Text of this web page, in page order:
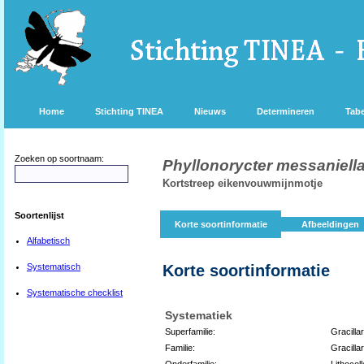
Home Stichting TINEA Nieuws Determineren
Zoeken op soortnaam:
Soortenlijst
Alfabetisch
Systematisch
Systematische checklist
Phyllonorycter
Kortstreep eikenvouwmijnmotje
Korte soortinformatie Afbeeldingen
Korte soortinformatie
Systematiek
Superfamilie:
Familie: